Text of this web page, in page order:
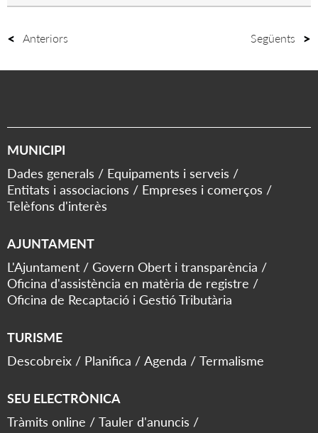
Anteriors Següents
MUNICIPI
Dades generals
Equipaments i serveis
Entitats i associacions
Empreses i comerços
Telèfons d'interès
AJUNTAMENT
L'Ajuntament
Govern Obert i transparència
Oficina d'assistència en matèria de registre
Oficina de Recaptació i Gestió Tributària
TURISME
Descobreix
Planifica Agenda Termalisme
SEU ELECTRÒNICA
Tràmits online
Tauler d'anuncis